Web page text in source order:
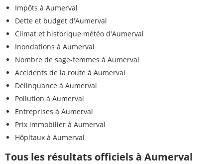
Impôts à Aumerval
Dette et budget d'Aumerval
Climat et historique météo d'Aumerval
Inondations à Aumerval
Nombre de sage-femmes à Aumerval
Accidents de la route à Aumerval
Délinquance à Aumerval
Pollution à Aumerval
Entreprises à Aumerval
Prix immobilier à Aumerval
Hôpitaux à Aumerval
Tous les résultats officiels à Aumerval